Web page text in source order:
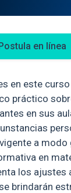
en línea
en este
práctico
en sus
a modo
en
los ajustes
brindarán